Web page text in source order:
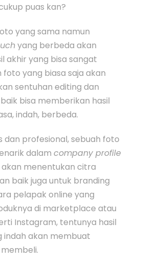
puas kan?
yang sama namun
yang berbeda akan
akhir yang bisa sangat
foto yang biasa saja akan
sentuhan editing dan
bisa memberikan hasil
indah, berbeda.
dan profesional, sebuah foto
dalamcompany profile
menentukan citra
baik juga untuk branding
pelapak online yang
di marketplace atau
Instagram, tentunya hasil
indah akan membuat